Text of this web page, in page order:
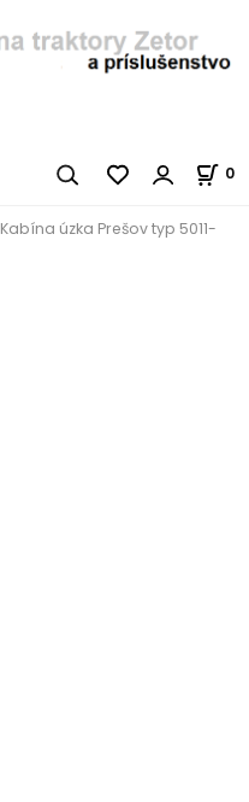
0
Kabína úzka Prešov typ 5011-